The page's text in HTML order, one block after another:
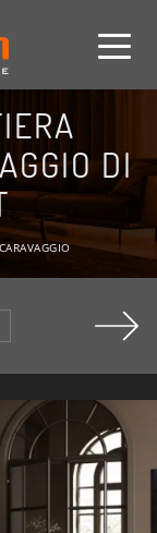
DI
CARAVAGGIO